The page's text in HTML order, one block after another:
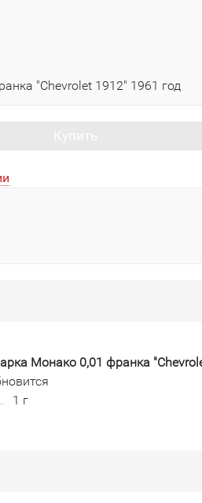
"Chevrolet 1912" 1961 год
Монако 0,01 франка
1 г